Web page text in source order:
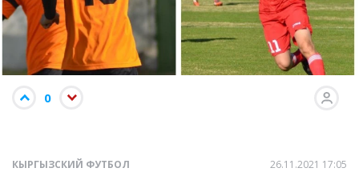
0
КЫРГЫЗСКИЙ ФУТБОЛ 26.11.2021 17:05